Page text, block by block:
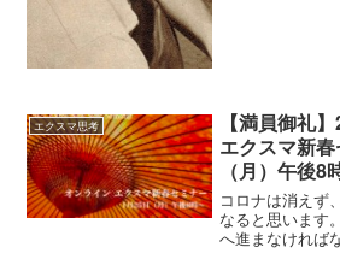
エクスマ思考
【満員御礼
エクスマ新
（月）午後
も前へ進め
コロナは消えず
なると思います
へ進まなければ